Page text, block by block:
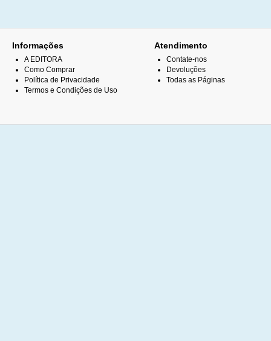
Informações
A EDITORA
Como Comprar
Política de Privacidade
Termos e Condições de Uso
Atendimento
Contate-nos
Devoluções
Todas as Páginas